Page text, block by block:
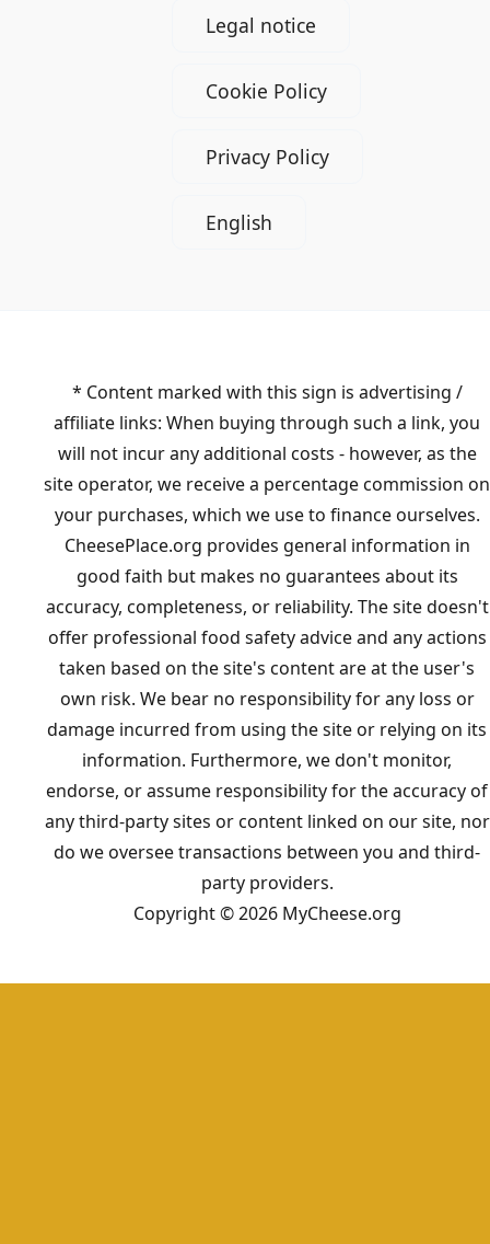
Legal notice
Cookie Policy
Privacy Policy
English
* Content marked with this sign is advertising /
affiliate links: When buying through such a link, you
will not incur any additional costs - however, as the
site operator, we receive a percentage commission on
your purchases, which we use to finance ourselves.
CheesePlace.org provides general information in
good faith but makes no guarantees about its
accuracy, completeness, or reliability. The site doesn't
offer professional food safety advice and any actions
taken based on the site's content are at the user's
own risk. We bear no responsibility for any loss or
damage incurred from using the site or relying on its
information. Furthermore, we don't monitor,
endorse, or assume responsibility for the accuracy of
any third-party sites or content linked on our site, nor
do we oversee transactions between you and third-
party providers.
Copyright © 2026 MyCheese.org